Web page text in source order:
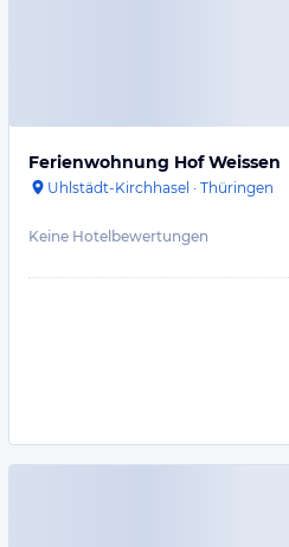
Ferienwohnung Hof Weissen
Uhlstädt-Kirchhasel · Thüringen
Keine Hotelbewertungen